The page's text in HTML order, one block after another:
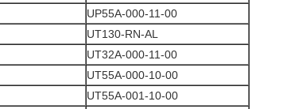
UP55A-000-11-00
UT130-RN-AL
UT32A-000-11-00
UT55A-000-10-00
UT55A-001-10-00